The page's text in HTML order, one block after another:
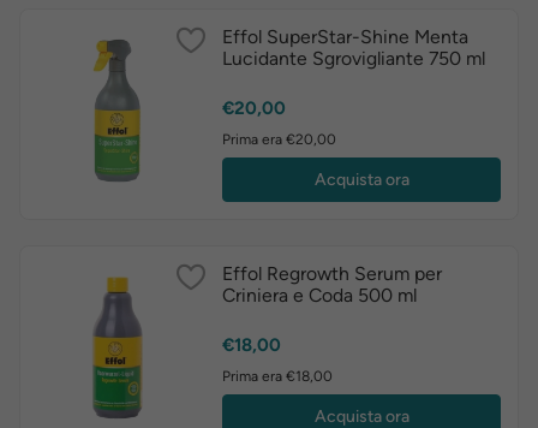
Effol SuperStar-Shine Menta
Lucidante Sgrovigliante 750 ml
Prezzo
€20,00
Prima era €20,00
Acquista ora
Effol Regrowth Serum per
Criniera e Coda 500 ml
Prezzo
€18,00
Prima era €18,00
Acquista ora